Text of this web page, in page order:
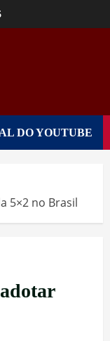
DO YOUTUBE
5×2 no Brasil